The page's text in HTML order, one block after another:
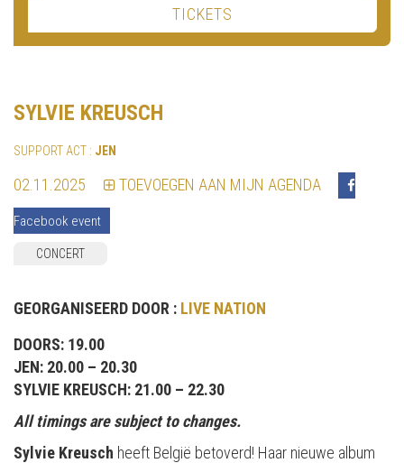
TICKETS
SYLVIE KREUSCH
SUPPORT ACT : JEN
02.11.2025 TOEVOEGEN AAN MIJN AGENDA
Facebook event
CONCERT
GEORGANISEERD DOOR : LIVE NATION
DOORS: 19.00
JEN: 20.00 – 20.30
SYLVIE KREUSCH: 21.00 – 22.30
All timings are subject to changes.
Sylvie Kreusch heeft België betoverd! Haar nieuwe album